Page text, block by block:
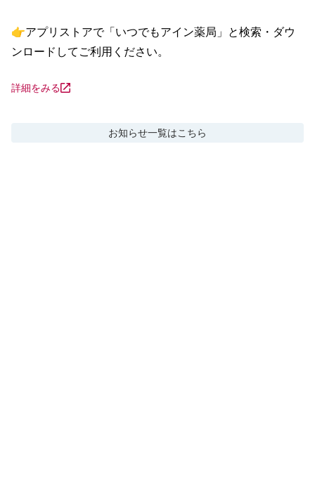
👉アプリストアで「いつでもアイン薬局」と検索・ダウ
ンロードしてご利用ください。
詳細をみる
お知らせ一覧はこちら